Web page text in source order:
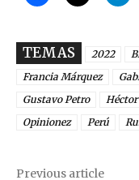
TEMAS
Francia Márquez
Perú
Previous article